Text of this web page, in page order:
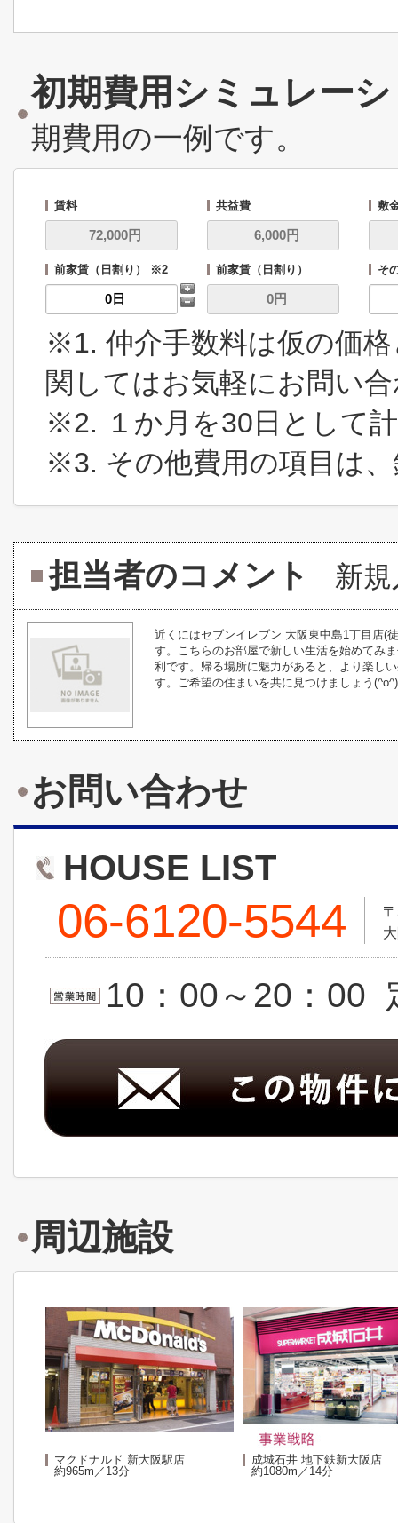
初期費用シミュレー
期費用の一例です。
賃料 共益費 敷
前家賃（日割り） ※2 前家賃（日割り） そ
※1. 仲介手数料は仮の価
関してはお気軽にお問い
※2. １か月を30日として
※3. その他費用の項目は
担当者のコメント 新
近くにはセブンイレブン 大阪東中島1丁目店(
す。こちらのお部屋で新しい生活を始めてみ
利です。帰る場所に魅力があると、より楽し
す。ご希望の住まいを共に見つけましょう(^o^)
お問い合わせ
HOUSE LIST
06-6120-5544
10：00～20：00
周辺施設
マクドナルド 新大阪駅店
約965m／13分
成城石井 地下鉄新大阪店
約1080m／14分